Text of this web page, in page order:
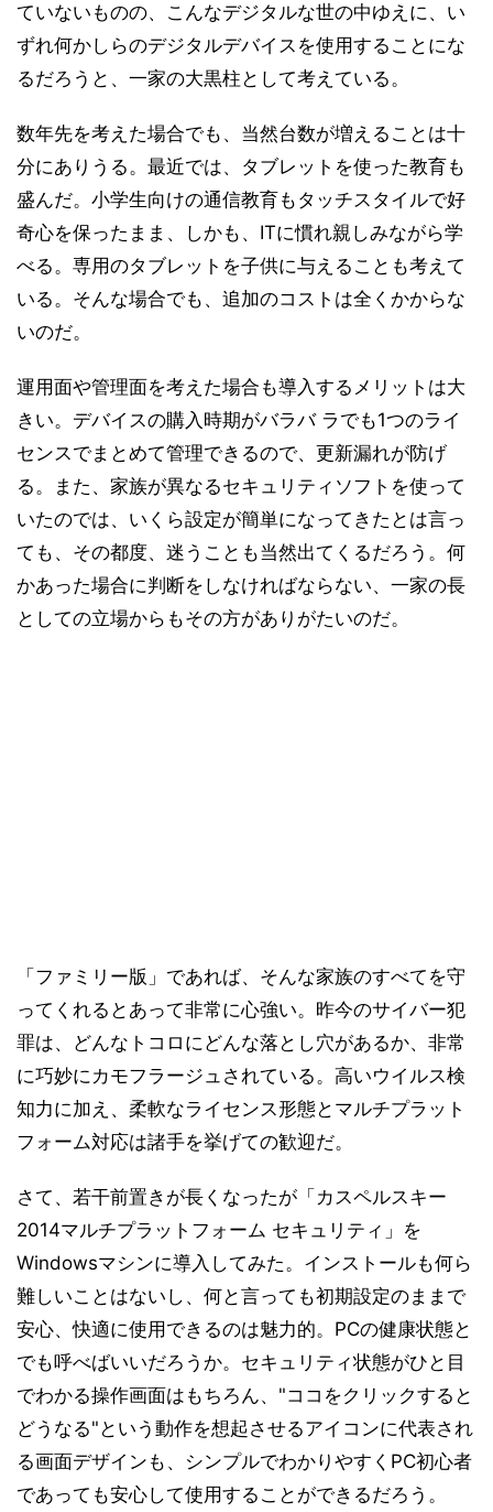
ていないものの、こんなデジタルな世の中ゆえに、い
ずれ何かしらのデジタルデバイスを使用することにな
るだろうと、一家の大黒柱として考えている。
数年先を考えた場合でも、当然台数が増えることは十
分にありうる。最近では、タブレットを使った教育も
盛んだ。小学生向けの通信教育もタッチスタイルで好
奇心を保ったまま、しかも、ITに慣れ親しみながら学
べる。専用のタブレットを子供に与えることも考えて
いる。そんな場合でも、追加のコストは全くかからな
いのだ。
運用面や管理面を考えた場合も導入するメリットは大
きい。デバイスの購入時期がバラバ ラでも1つのライ
センスでまとめて管理できるので、更新漏れが防げ
る。また、家族が異なるセキュリティソフトを使って
いたのでは、いくら設定が簡単になってきたとは言っ
ても、その都度、迷うことも当然出てくるだろう。何
かあった場合に判断をしなければならない、一家の長
としての立場からもその方がありがたいのだ。
「ファミリー版」であれば、そんな家族のすべてを守
ってくれるとあって非常に心強い。昨今のサイバー犯
罪は、どんなトコロにどんな落とし穴があるか、非常
に巧妙にカモフラージュされている。高いウイルス検
知力に加え、柔軟なライセンス形態とマルチプラット
フォーム対応は諸手を挙げての歓迎だ。
さて、若干前置きが長くなったが「カスペルスキー
2014マルチプラットフォーム セキュリティ」を
Windowsマシンに導入してみた。インストールも何ら
難しいことはないし、何と言っても初期設定のままで
安心、快適に使用できるのは魅力的。PCの健康状態と
でも呼べばいいだろうか。セキュリティ状態がひと目
でわかる操作画面はもちろん、"ココをクリックすると
どうなる"という動作を想起させるアイコンに代表され
る画面デザインも、シンプルでわかりやすくPC初心者
であっても安心して使用することができるだろう。